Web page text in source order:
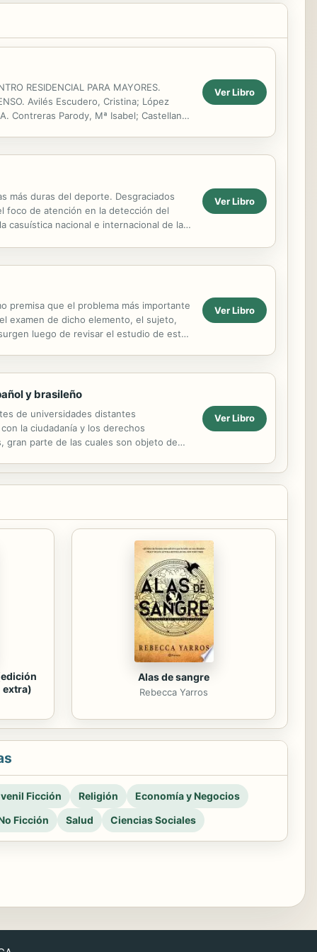
RESIDENCIAL PARA MAYORES.
Avilés Escudero, Cristina; López
Contreras Parody, Mª Isabel; Castellano
Ver Libro
más duras del deporte. Desgraciados
foco de atención en la detección del
casuística nacional e internacional de la
Ver Libro
premisa que el problema más importante
examen de dicho elemento, el sujeto,
luego de revisar el estudio de este
Ver Libro
y brasileño
de universidades distantes
la ciudadanía y los derechos
gran parte de las cuales son objeto de
Ver Libro
extra)
Alas de sangre
Rebecca Yarros
Ficción Religión
Economía y Negocios
Ficción
Salud Ciencias Sociales